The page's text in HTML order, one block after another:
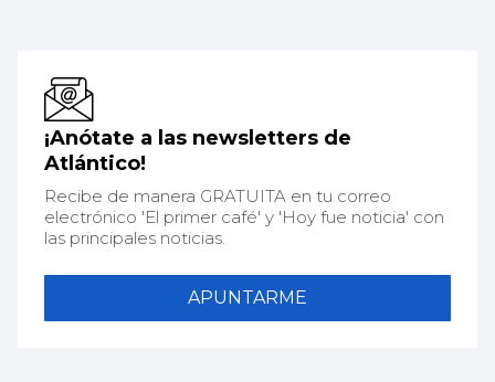
¡Anótate a las newsletters de
Atlántico!
Recibe de manera GRATUITA en tu correo
electrónico 'El primer café' y 'Hoy fue noticia' con
las principales noticias.
APUNTARME